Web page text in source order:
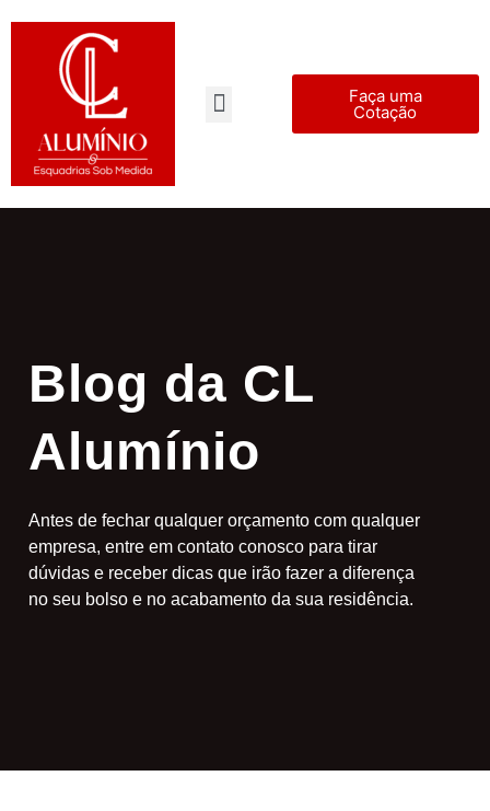
Faça uma
Cotação
Blog da CL
Alumínio
Antes de fechar qualquer orçamento com qualquer
empresa, entre em contato conosco para tirar
dúvidas e receber dicas que irão fazer a diferença
no seu bolso e no acabamento da sua residência.